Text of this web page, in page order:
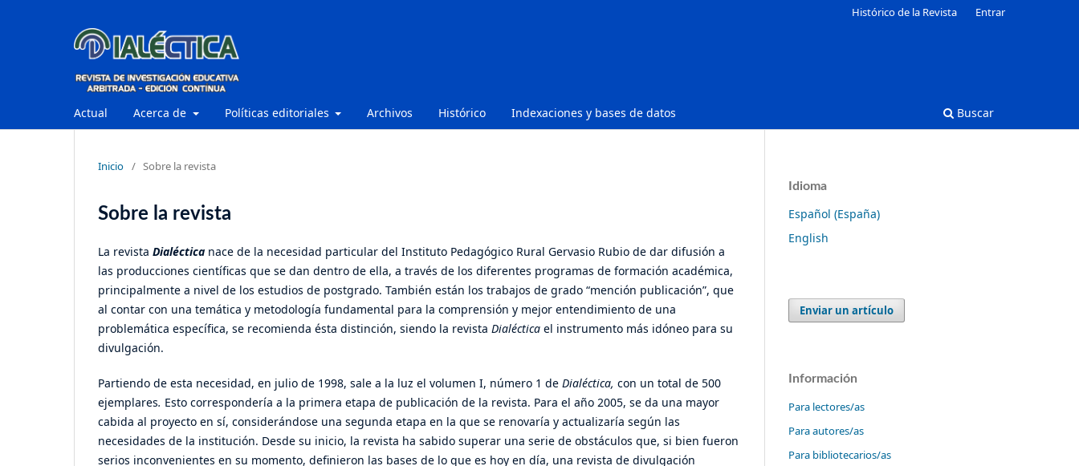
Actual Acerca de Políticas editoriales Archivos Histórico Indexaciones y bases de datos Buscar
Histórico de la Revista Entrar
Inicio / Sobre la revista
Sobre la revista
La revista Dialéctica nace de la necesidad particular del Instituto Pedagógico Rural Gervasio Rubio de dar difusión a
las producciones científicas que se dan dentro de ella, a través de los diferentes programas de formación académica,
principalmente a nivel de los estudios de postgrado. También están los trabajos de grado “mención publicación”, que
al contar con una temática y metodología fundamental para la comprensión y mejor entendimiento de una
problemática específica, se recomienda ésta distinción, siendo la revista Dialéctica el instrumento más idóneo para su
divulgación.
Partiendo de esta necesidad, en julio de 1998, sale a la luz el volumen I, número 1 de Dialéctica, con un total de 500
ejemplares. Esto correspondería a la primera etapa de publicación de la revista. Para el año 2005, se da una mayor
cabida al proyecto en sí, considerándose una segunda etapa en la que se renovaría y actualizaría según las
necesidades de la institución. Desde su inicio, la revista ha sabido superar una serie de obstáculos que, si bien fueron
serios inconvenientes en su momento, definieron las bases de lo que es hoy en día, una revista de divulgación
Idioma
Español (España)
English
Enviar un artículo
Información
Para lectores/as
Para autores/as
Para bibliotecarios/as